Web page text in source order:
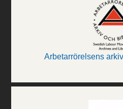
Arbetarrörelsens